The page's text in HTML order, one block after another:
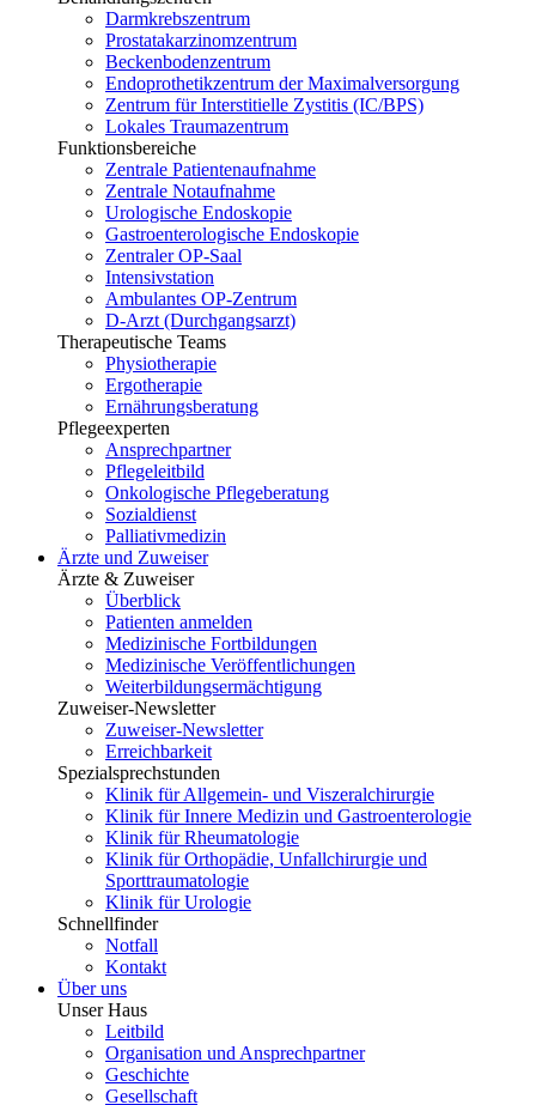
Darmkrebszentrum
Prostatakarzinomzentrum
Beckenbodenzentrum
Endoprothetikzentrum der Maximalversorgung
Zentrum für Interstitielle Zystitis (IC/BPS)
Lokales Traumazentrum
Funktionsbereiche
Zentrale Patientenaufnahme
Zentrale Notaufnahme
Urologische Endoskopie
Gastroenterologische Endoskopie
Zentraler OP-Saal
Intensivstation
Ambulantes OP-Zentrum
D-Arzt (Durchgangsarzt)
Therapeutische Teams
Physiotherapie
Ergotherapie
Ernährungsberatung
Pflegeexperten
Ansprechpartner
Pflegeleitbild
Onkologische Pflegeberatung
Sozialdienst
Palliativmedizin
Ärzte und Zuweiser
Ärzte & Zuweiser
Überblick
Patienten anmelden
Medizinische Fortbildungen
Medizinische Veröffentlichungen
Weiterbildungsermächtigung
Zuweiser-Newsletter
Zuweiser-Newsletter
Erreichbarkeit
Spezialsprechstunden
Klinik für Allgemein- und Viszeralchirurgie
Klinik für Innere Medizin und Gastroenterologie
Klinik für Rheumatologie
Klinik für Orthopädie, Unfallchirurgie und
Sporttraumatologie
Klinik für Urologie
Schnellfinder
Notfall
Kontakt
Über uns
Unser Haus
Leitbild
Organisation und Ansprechpartner
Geschichte
Gesellschaft